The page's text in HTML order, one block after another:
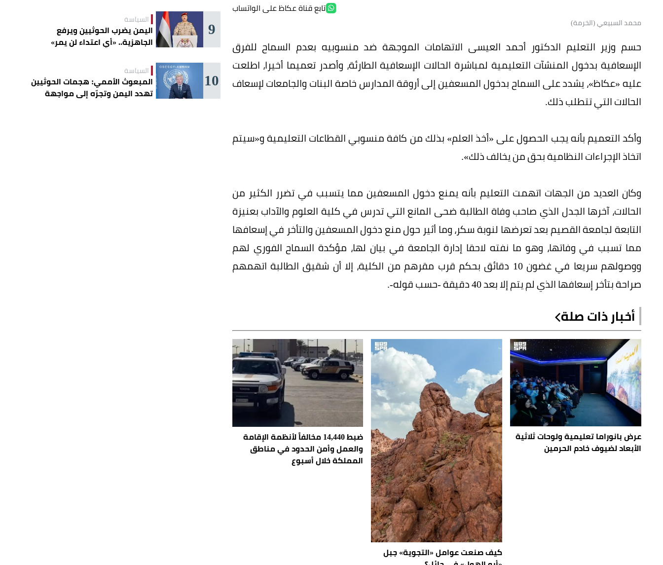
تابع قناة عكاظ على الواتساب
محمد السبيعي (الخرمة)
حسم وزير التعليم الدكتور أحمد العيسى الاتهامات الموجهة ضد منسوبيه بعدم السماح للفرق
الإسعافية بدخول المنشآت التعليمية لمباشرة الحالات الإسعافية الطارئة، وأصدر تعميما أخيرا، اطلعت
عليه «عكاظ»، يشدد على السماح بدخول المسعفين إلى أروقة المدارس خاصة البنات والجامعات لإسعاف
الحالات التي تتطلب ذلك.
وأكد التعميم بأنه يجب الحصول على «أخذ العلم» بذلك من كافة منسوبي القطاعات التعليمية و«سيتم
اتخاذ الإجراءات النظامية بحق من يخالف ذلك».
وكان العديد من الجهات اتهمت التعليم بأنه يمنع دخول المسعفين مما يتسبب في تضرر الكثير من
الحالات، آخرها الجدل الذي صاحب وفاة الطالبة ضحى المانع التي تدرس في كلية العلوم والآداب بعنيزة
التابعة لجامعة القصيم بعد تعرضها لنوبة سكر، وما أثير حول منع دخول المسعفين والتأخر في إسعافها
مما تسبب في وفاتها، وهو ما نفته لاحقا إدارة الجامعة في بيان لها، مؤكدة السماح الفوري لهم
ووصولهم سريعا في غضون 10 دقائق بحكم قرب مقرهم من الكلية، إلا أن شقيق الطالبة اتهمهم
صراحة بتأخر إسعافها الذي لم يتم إلا بعد 40 دقيقة -حسب قوله-.
أخبار ذات صلة
عرض بانوراما تعليمية ولوحات ثلاثية
الأبعاد لضيوف خادم الحرمين
كيف صنعت عوامل «التجوية» جبل
ضبط 14,440 مخالفاً لأنظمة الإقامة
والعمل وأمن الحدود في مناطق
المملكة خلال أسبوع
9 السياسة
اليمن يضرب الحوثيين ويرفع
الجاهزية.. «أي اعتداء لن يمر»
10 السياسة
المبعوث الأممي: هجمات الحوثيين
تهدد اليمن وتجرّه إلى مواجهة